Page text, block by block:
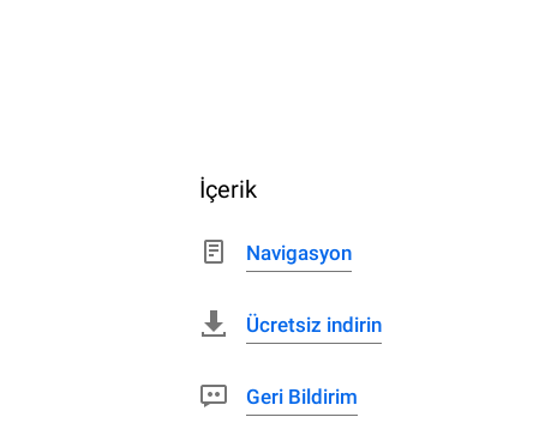
İçerik
Navigasyon
Ücretsiz indirin
Geri Bildirim